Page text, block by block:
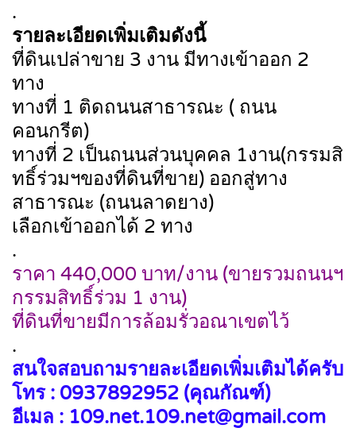
.
รายละเอียดเพิ่มเติมดังนี้
ที่ดินเปล่าขาย 3 งาน มีทางเข้าออก 2
ทาง
ทางที่ 1 ติดถนนสาธารณะ ( ถนน
คอนกรีต)
ทางที่ 2 เป็นถนนส่วนบุคคล 1งาน(กรรมสิ
ทธิ์ร่วมฯของที่ดินที่ขาย) ออกสู่ทาง
สาธารณะ (ถนนลาดยาง)
เลือกเข้าออกได้ 2 ทาง
.
ราคา 440,000 บาท/งาน (ขายรวมถนนฯ
กรรมสิทธิ์ร่วม 1 งาน)
ที่ดินที่ขายมีการล้อมรั่วอณาเขตไว้
.
สนใจสอบถามรายละเอียดเพิ่มเติมได้ครับ
โทร : 0937892952 (คุณกัณฑ์)
อีเมล : 109.net.109.net@gmail.com